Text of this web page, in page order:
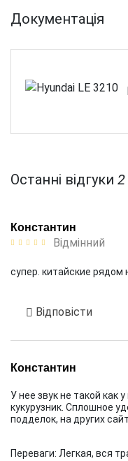
Документація
Останні відгуки 2
Константин
Відмінний
супер. китайские рядом
Відповісти
Константин
У нее звук не такой как
кукурузник. Сплошное
подделок, на других
Переваги: Легкая, вся